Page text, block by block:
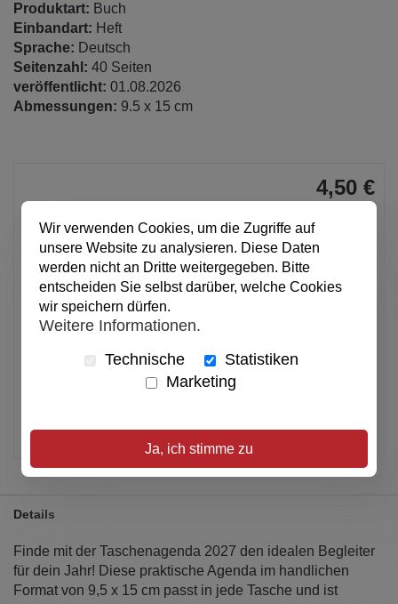
Produktart: Buch
Einbandart: Heft
Sprache: Deutsch
Seitenzahl: 40 Seiten
veröffentlicht: 01.08.2026
Abmessungen: 9.5 x 15 cm
4,50 €
Anzahl
In den Warenkorb
Alle Preise inkl. MwSt.
Details
Finde mit der Taschenagenda 2027 den idealen Begleiter
für dein Jahr! Diese praktische Agenda im handlichen
Format von 9,5 x 15 cm passt in jede Tasche und ist
Wir verwenden Cookies, um die Zugriffe auf
unsere Website zu analysieren. Diese Daten
werden nicht an Dritte weitergegeben. Bitte
entscheiden Sie selbst darüber, welche Cookies
wir speichern dürfen.
Weitere Informationen.
Technische
Statistiken
Marketing
Ja, ich stimme zu